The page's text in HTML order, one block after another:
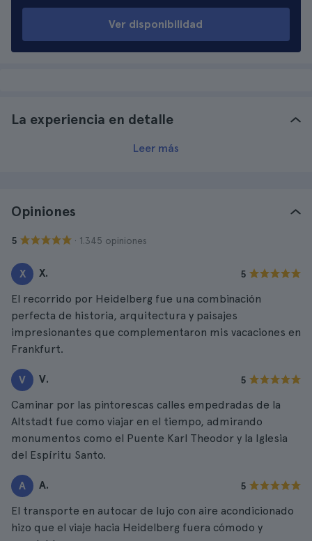
Ver disponibilidad
La experiencia en detalle
Leer más
Opiniones
5 · 1.345 opiniones
X X. 5
El recorrido por Heidelberg fue una combinación
perfecta de historia, arquitectura y paisajes
impresionantes que complementaron mis vacaciones en
Frankfurt.
V V. 5
Caminar por las pintorescas calles empedradas de la
Altstadt fue como viajar en el tiempo, admirando
monumentos como el Puente Karl Theodor y la Iglesia
del Espíritu Santo.
A A. 5
El transporte en autocar de lujo con aire acondicionado
hizo que el viaje hacia Heidelberg fuera cómodo y